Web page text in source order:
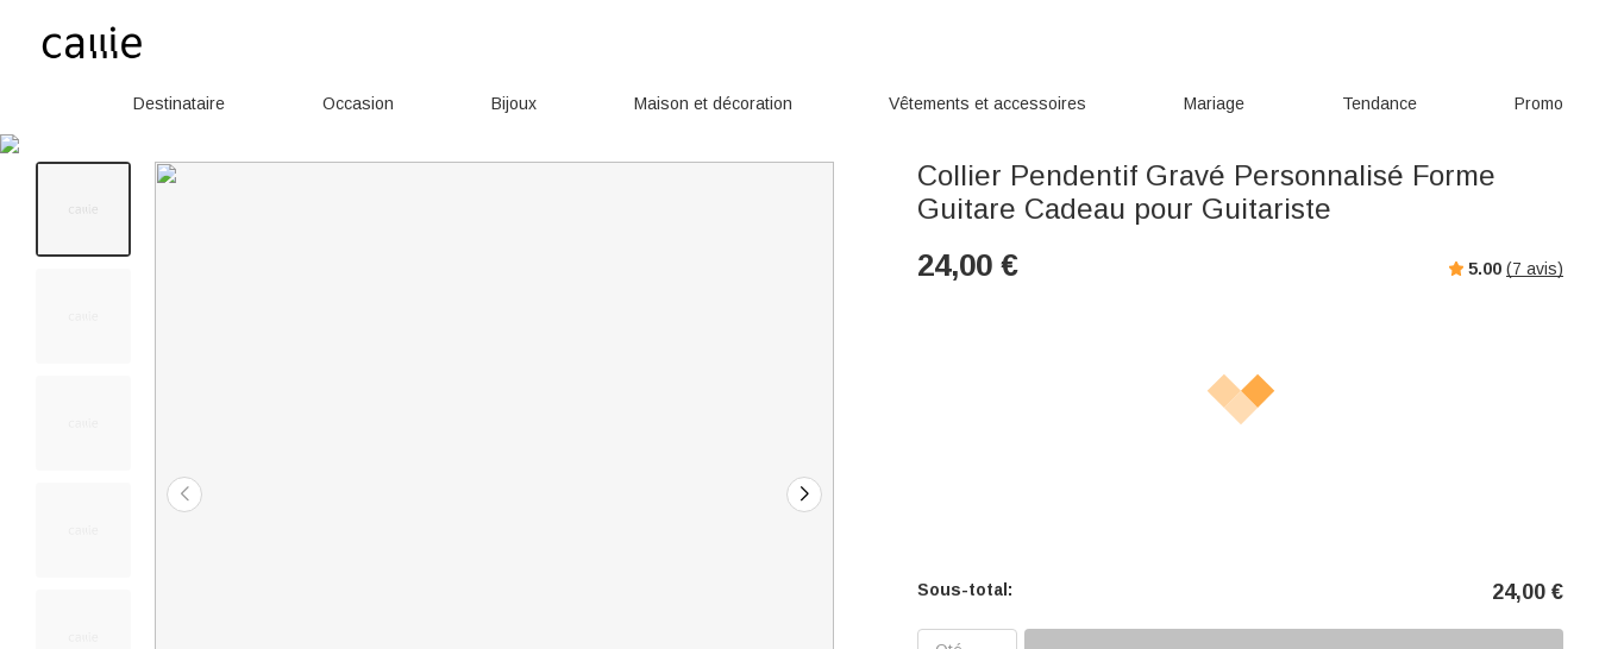
Destinataire Occasion Bijoux Maison et décoration Vêtements et accessoires Mariage Tendance Promo
Collier Pendentif Gravé Personnalisé Forme
Guitare Cadeau pour Guitariste
24,00 € 5.00 (7 avis)
Sous-total: 24,00 €